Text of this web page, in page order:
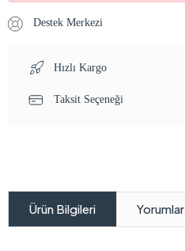
Destek Merkezi
Hızlı Kargo
Taksit Seçeneği
Ürün Bilgileri Yorumlar